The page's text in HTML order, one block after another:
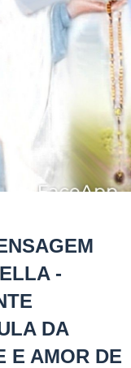
-
DA
E AMOR DE